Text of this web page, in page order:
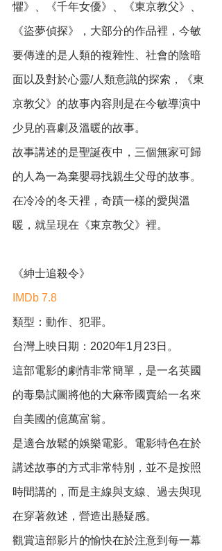
懼》、《千年女優》、《東京教父》、
《盜夢偵探》，大部分的作品裡，今敏
要傳達的是人類的複雜性、社會的陰暗
面以及對於心靈/人類意識的探索，《東
京教父》的故事內容則是在今敏導演中
少見的喜劇及溫暖的故事。
故事講述的是聖誕夜中，三個無家可歸
的人為一為棄嬰尋找親生父母的故事。
在冷冷的冬天裡，奇蹟一樣的愛與溫
暖，就呈現在《東京教父》裡。
《紳士追殺令》
IMDb 7.8
類型：動作、犯罪。
台灣上映日期：2020年1月23日。
這部電影的劇情非常簡單，是一名英國
的毒梟試圖將他的大麻帝國賣給一名來
自美國的億萬富翁。
是適合放鬆的娛樂電影。電影特色在於
講述故事的方式非常特別，並不是按照
時間講的，而是主線與支線、過去與現
在穿著敘述，營造出懸疑感。
觀賞這部影片的愉快在於注意到每一幕